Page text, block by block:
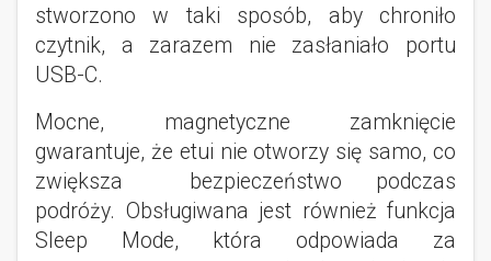
stworzono w taki sposób, aby chroniło
czytnik, a zarazem nie zasłaniało portu
USB-C.
Mocne, magnetyczne zamknięcie
gwarantuje, że etui nie otworzy się samo, co
zwiększa bezpieczeństwo podczas
podróży. Obsługiwana jest również funkcja
Sleep Mode, która odpowiada za